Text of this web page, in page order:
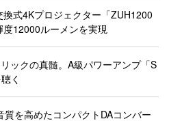
式4Kプロジェクター「ZUH1200
12000ルーメンを実現
ックの真髄。A級パワーアンプ「S
く
を高めたコンパクトDAコンバー